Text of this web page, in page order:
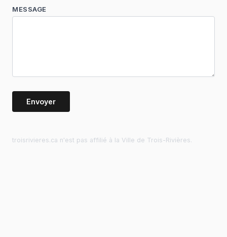
MESSAGE
Envoyer
troisrivieres.ca n'est pas affilié à la Ville de Trois-Rivières.